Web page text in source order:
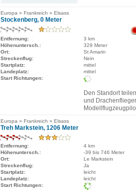
Europa » Frankreich » Elsass
Stockenberg, 0 Meter
Entfernung:
3 km
Höhenuntersch.:
329 Meter
Ort:
St Amarin
Streckenflug:
Nein
Startplatz:
mittel
Landeplatz:
mittel
Start Richtungen:
Den Standort
und
Europa » Frankreich » Elsass
Treh Markstein, 1206 Meter
Entfernung:
4 km
Höhenuntersch.:
-39 bis 746 Meter
Ort:
Le Markstein
Streckenflug:
Ja
Startplatz:
leicht
Landeplatz:
leicht
Start Richtungen: